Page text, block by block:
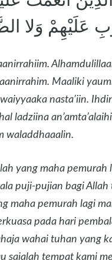
عَلَيْهِمْ وَلا
Maaliki
nasta’iin.
ladziina
waladdhaaalin.
yang maha pemurah
puji-pujian bagi Allah
maha pemurah lagi
pada hari
wahai tuhan yang
sajalah tempat kami